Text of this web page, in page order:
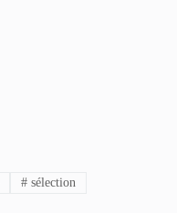
# sélection